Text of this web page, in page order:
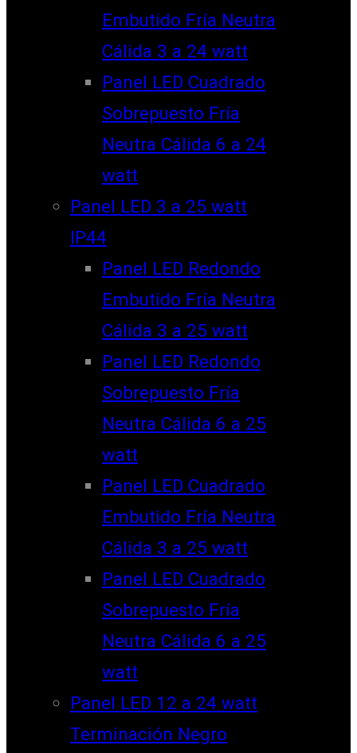
Embutido Fría Neutra
Cálida 3 a 24 watt
Panel LED Cuadrado
Sobrepuesto Fría
Neutra Cálida 6 a 24
watt
Panel LED 3 a 25 watt
IP44
Panel LED Redondo
Embutido Fría Neutra
Cálida 3 a 25 watt
Panel LED Redondo
Sobrepuesto Fría
Neutra Cálida 6 a 25
watt
Panel LED Cuadrado
Embutido Fría Neutra
Cálida 3 a 25 watt
Panel LED Cuadrado
Sobrepuesto Fría
Neutra Cálida 6 a 25
watt
Panel LED 12 a 24 watt
Terminación Negro